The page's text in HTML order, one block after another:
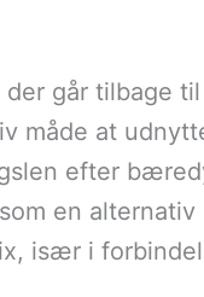
går tilbage
måde at
efter
en alternativ
især i